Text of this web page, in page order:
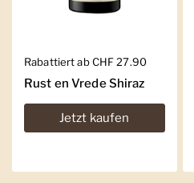
Regulärer Preis
Rabattiert ab CHF 27.90
Rust en Vrede Shiraz
Jetzt kaufen